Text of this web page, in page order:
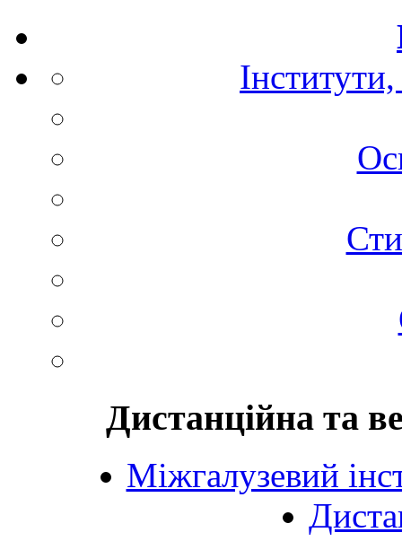
Дистанційна та
Міжгалузевий